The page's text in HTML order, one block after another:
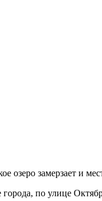
озеро замерзает и
города, по улице